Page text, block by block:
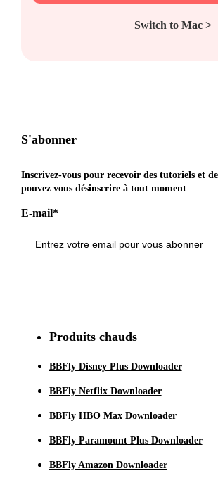
Switch to Mac >
S'abonner
Inscrivez-vous pour recevoir des tutoriels et
pouvez vous désinscrire à tout moment
E-mail*
Produits chauds
BBFly Disney Plus Downloader
BBFly Netflix Downloader
BBFly HBO Max Downloader
BBFly Paramount Plus Downloader
BBFly Amazon Downloader